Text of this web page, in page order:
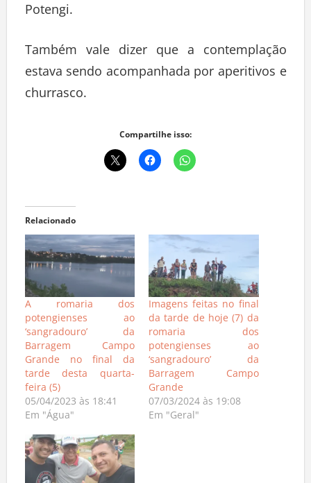
Potengi.
Também vale dizer que a contemplação
estava sendo acompanhada por aperitivos e
churrasco.
Compartilhe isso:
Relacionado
A romaria dos
potengienses ao
‘sangradouro’ da
Barragem Campo
Grande no final da
tarde desta quarta-
feira (5)
05/04/2023 às 18:41
Em "Água"
Imagens feitas no final
da tarde de hoje (7) da
romaria dos
potengienses ao
‘sangradouro’ da
Barragem Campo
Grande
07/03/2024 às 19:08
Em "Geral"